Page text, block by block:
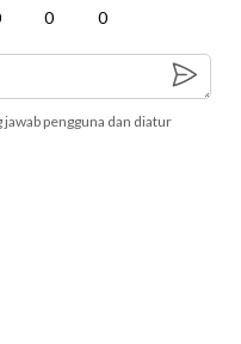
0 0
pengguna dan diatur